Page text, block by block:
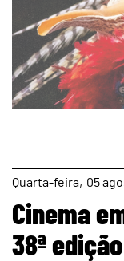
page05
Quarta
Cinema
38ª edição